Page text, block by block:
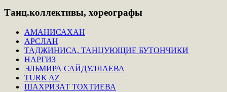
Танц.коллективы, хореографы
АМАНИСАХАН
АРСЛАН
ТАДЖИНИСА, ТАНЦУЮЩИЕ БУТОНЧИКИ
НАРГИЗ
ЭЛЬМИРА САЙДУЛЛАЕВА
TURK AZ
ШАХРИЗАТ ТОХТИЕВА